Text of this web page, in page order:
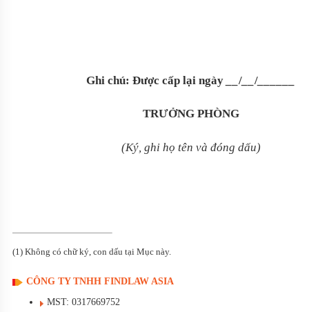
Ghi chú: Được cấp lại ngày / /
TRƯỞNG PHÒNG
(Ký, ghi họ tên và đóng dấu)
(1) Không có chữ ký, con dấu tại Mục này.
CÔNG TY TNHH FINDLAW ASIA
MST: 0317669752